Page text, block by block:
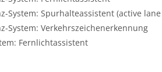
System: Spurhalteassistent (active
System: Verkehrszeichenerkennung
Fernlichtassistent